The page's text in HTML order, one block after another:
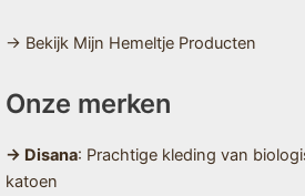
→ Bekijk Mijn Hemeltje Producten
Onze merken
→ Disana: Prachtige kleding van
katoen